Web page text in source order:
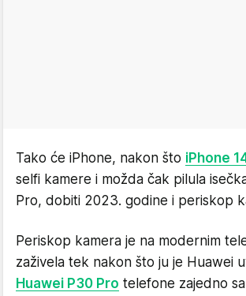
Tako će iPhone, nakon što iPhone
selfi kamere i možda čak pilula
Pro, dobiti 2023. godine i periskop
Periskop kamera je na modernim
zaživela tek nakon što ju je Huawei
Huawei P30 Pro telefone zajedno